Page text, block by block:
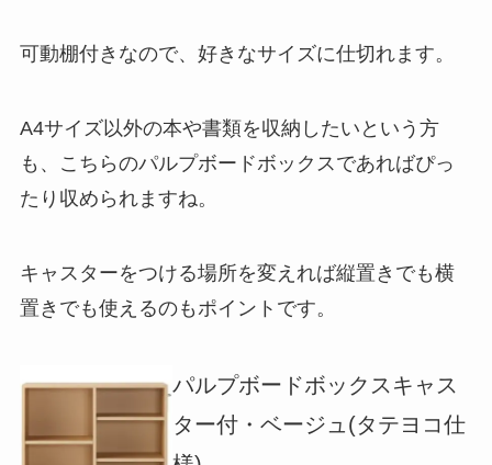
可動棚付きなので、好きなサイズに仕切れます。
A4サイズ以外の本や書類を収納したいという方
も、こちらのパルプボードボックスであればぴっ
たり収められますね。
キャスターをつける場所を変えれば縦置きでも横
置きでも使えるのもポイントです。
パルプボードボックスキャス
ター付・ベージュ(タテヨコ仕